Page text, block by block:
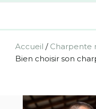
Accueil / Charpente
Bien choisir son